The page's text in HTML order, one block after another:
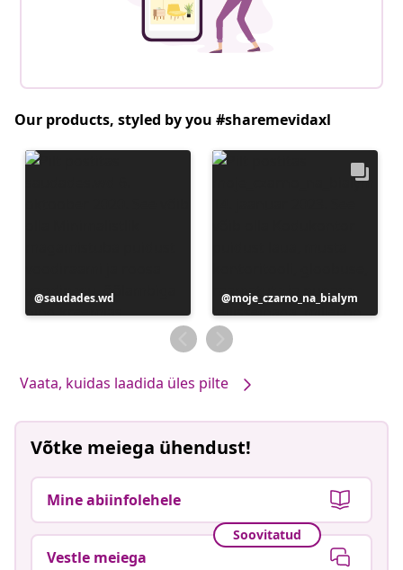
Our products, styled by you #sharemevidaxl
Postitus
avaldatud
saudades.wd
Postitus
avaldatud
moje_czarno_na_bialym
Vaata, kuidas laadida üles pilte
Võtke meiega ühendust!
Mine abiinfolehele
Soovitatud
Vestle meiega